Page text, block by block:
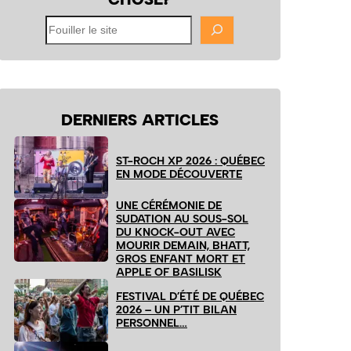
Fouiller
le
site
DERNIERS ARTICLES
ST-ROCH XP 2026 : QUÉBEC
EN MODE DÉCOUVERTE
UNE CÉRÉMONIE DE
SUDATION AU SOUS-SOL
DU KNOCK-OUT AVEC
MOURIR DEMAIN, BHATT,
GROS ENFANT MORT ET
APPLE OF BASILISK
FESTIVAL D’ÉTÉ DE QUÉBEC
2026 – UN P’TIT BILAN
PERSONNEL…